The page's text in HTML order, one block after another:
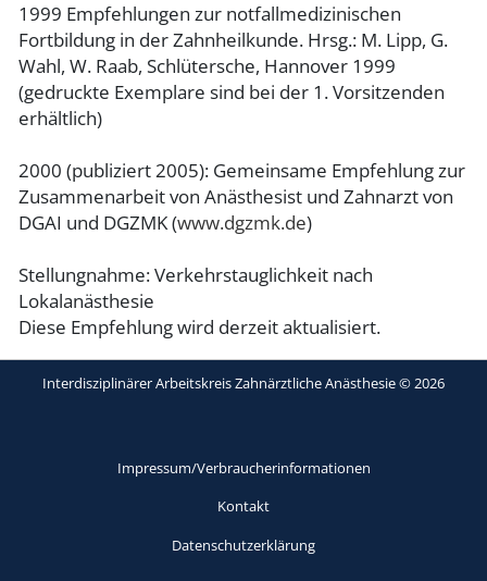
1999 Empfehlungen zur notfallmedizinischen
Fortbildung in der Zahnheilkunde. Hrsg.: M. Lipp, G.
Wahl, W. Raab, Schlütersche, Hannover 1999
(gedruckte Exemplare sind bei der 1. Vorsitzenden
erhältlich)
2000 (publiziert 2005): Gemeinsame Empfehlung zur
Zusammenarbeit von Anästhesist und Zahnarzt von
DGAI und DGZMK (www.dgzmk.de)
Stellungnahme: Verkehrstauglichkeit nach
Lokalanästhesie
Diese Empfehlung wird derzeit aktualisiert.
Interdisziplinärer Arbeitskreis Zahnärztliche Anästhesie © 2026
Impressum/Verbraucherinformationen
Kontakt
Datenschutzerklärung